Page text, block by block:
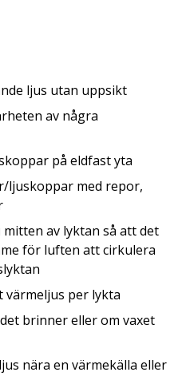
ljus utan uppsikt
av några
på eldfast yta
ljuskoppar med repor,
av lyktan så att det
för luften att cirkulera
värmeljus per lykta
brinner eller om vaxet
nära en värmekälla eller